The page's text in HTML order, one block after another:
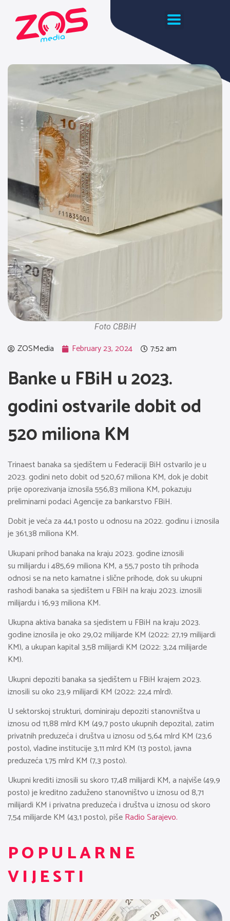
Foto CBBiH
ZOSMedia February 23, 2024 7:52 am
Banke u FBiH u 2023.
godini ostvarile dobit od
520 miliona KM
Trinaest banaka sa sjedištem u Federaciji BiH ostvarilo je u
2023. godini neto dobit od 520,67 miliona KM, dok je dobit
prije oporezivanja iznosila 556,83 miliona KM, pokazuju
preliminarni podaci Agencije za bankarstvo FBiH.
Dobit je veća za 44,1 posto u odnosu na 2022. godinu i iznosila
je 361,38 miliona KM.
Ukupani prihod banaka na kraju 2023. godine iznosili
su milijardu i 485,69 miliona KM, a 55,7 posto tih prihoda
odnosi se na neto kamatne i slične prihode, dok su ukupni
rashodi banaka sa sjedištem u FBiH na kraju 2023. iznosili
milijardu i 16,93 miliona KM.
Ukupna aktiva banaka sa sjedistem u FBiH na kraju 2023.
godine iznosila je oko 29,02 milijarde KM (2022: 27,19 milijardi
KM), a ukupan kapital 3,58 milijardi KM (2022: 3,24 milijarde
KM).
Ukupni depoziti banaka sa sjedištem u FBiH krajem 2023.
iznosili su oko 23,9 milijardi KM (2022: 22,4 mlrd).
U sektorskoj strukturi, dominiraju depoziti stanovništva u
iznosu od 11,88 mlrd KM (49,7 posto ukupnih depozita), zatim
privatnih preduzeća i društva u iznosu od 5,64 mlrd KM (23,6
posto), vladine institucije 3,11 mlrd KM (13 posto), javna
preduzeća 1,75 mlrd KM (7,3 posto).
Ukupni krediti iznosili su skoro 17,48 milijardi KM, a najviše (49,9
posto) je kreditno zaduženo stanovništvo u iznosu od 8,71
milijardi KM i privatna preduzeća i društva u iznosu od skoro
7,54 milijarde KM (43,1 posto), pišeRadio Sarajevo.
POPULARNE
VIJESTI